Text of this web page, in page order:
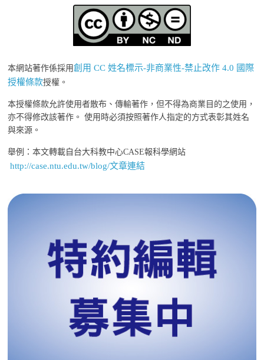
本網站著作係採用創用 CC 姓名標示-非商業性-禁止改作 4.0 國際
授權條款授權。
本授權條款允許使用者散布、傳輸著作，但不得為商業目的之使用，
亦不得修改該著作。 使用時必須按照著作人指定的方式表彰其姓名
與來源。
舉例：本文轉載自台大科教中心CASE報科學網站
http://case.ntu.edu.tw/blog/文章連結